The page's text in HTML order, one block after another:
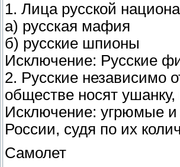
1. Лица русской
а) русская мафия
б) русские шпионы
Исключение: Русские
2. Русские независимо
обществе носят
Исключение: угрюмые и
России, судя по их
Самолет